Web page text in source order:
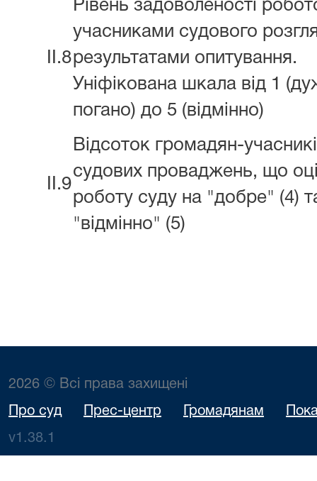
II.8
Рівень задоволеності
учасниками судового
результатами опитування.
Уніфікована шкала від 1
погано) до 5 (відмінно)
II.9
Відсоток громадян-
судових проваджень, що
роботу суду на "добре" (4)
"відмінно" (5)
2026 © Всі права захищені
Про суд Прес-центр Громадянам
v1.38.1